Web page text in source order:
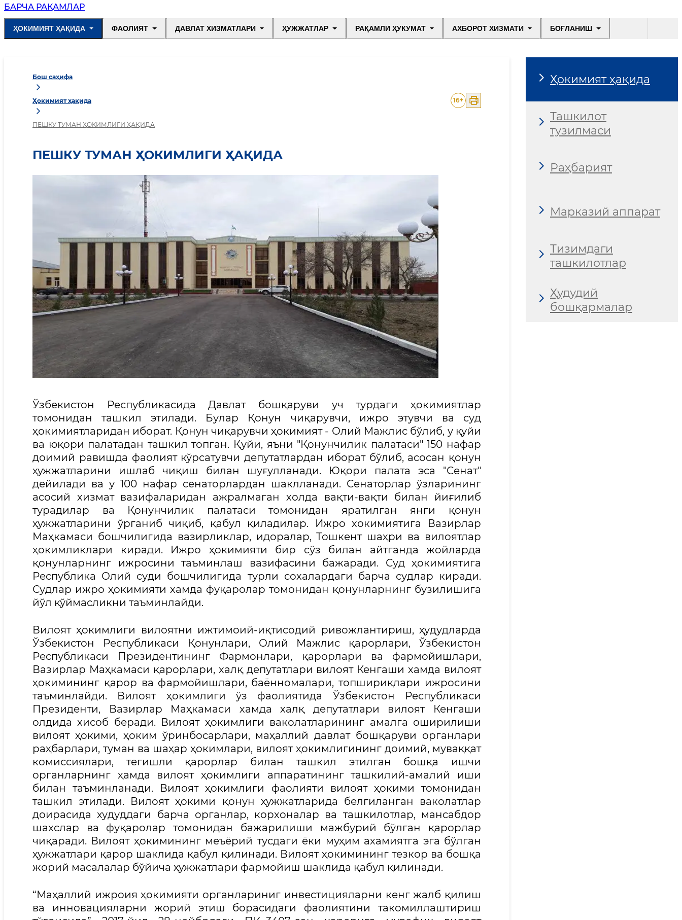
БАРЧА РАҚАМЛАР
ҲОКИМИЯТ ҲАҚИДА ФАОЛИЯТ ДАВЛАТ ХИЗМАТЛАРИ ҲУЖЖАТЛАР РАҚАМЛИ ҲУКУМАТ АХБОРОТ ХИЗМАТИ БОҒЛАНИШ
Бош саҳифа
Ҳокимият ҳақида
ПЕШКУ ТУМАН ҲОКИМЛИГИ ҲАҚИДА
16+
ПЕШКУ ТУМАН ҲОКИМЛИГИ ҲАҚИДА
Ўзбекистон Республикасида Давлат бошқаруви уч турдаги ҳокимиятлар
томонидан ташкил этилади. Булар Қонун чиқарувчи, ижро этувчи ва суд
ҳокимиятларидан иборат. Қонун чиқарувчи ҳокимият - Олий Мажлис бўлиб, у қуйи
ва юқори палатадан ташкил топган. Қуйи, яъни "Қонунчилик палатаси" 150 нафар
доимий равишда фаолият кўрсатувчи депутатлардан иборат бўлиб, асосан қонун
ҳужжатларини ишлаб чиқиш билан шуғулланади. Юқори палата эса "Сенат"
дейилади ва у 100 нафар сенаторлардан шаклланади. Сенаторлар ўзларининг
асосий хизмат вазифаларидан ажралмаган холда вақти-вақти билан йиғилиб
турадилар ва Қонунчилик палатаси томонидан яратилган янги қонун
ҳужжатларини ўрганиб чиқиб, қабул қиладилар. Ижро хокимиятига Вазирлар
Маҳкамаси бошчилигида вазирликлар, идоралар, Тошкент шаҳри ва вилоятлар
ҳокимликлари киради. Ижро ҳокимияти бир сўз билан айтганда жойларда
қонунларнинг ижросини таъминлаш вазифасини бажаради. Суд ҳокимиятига
Республика Олий суди бошчилигида турли сохалардаги барча судлар киради.
Судлар ижро ҳокимияти хамда фуқаролар томонидан қонунларнинг бузилишига
йўл қўймасликни таъминлайди.
Вилоят ҳокимлиги вилоятни ижтимоий-иқтисодий ривожлантириш, ҳудудларда
Ўзбекистон Республикаси Қонунлари, Олий Мажлис қарорлари, Ўзбекистон
Республикаси Президентининг Фармонлари, қарорлари ва фармойишлари,
Вазирлар Маҳкамаси қарорлари, халқ депутатлари вилоят Кенгаши хамда вилоят
ҳокимининг қарор ва фармойишлари, баённомалари, топшириқлари ижросини
таъминлайди. Вилоят ҳокимлиги ўз фаолиятида Ўзбекистон Республикаси
Президенти, Вазирлар Маҳкамаси хамда халқ депутатлари вилоят Кенгаши
олдида хисоб беради. Вилоят ҳокимлиги ваколатларининг амалга оширилиши
вилоят ҳокими, ҳоким ўринбосарлари, маҳаллий давлат бошқаруви органлари
раҳбарлари, туман ва шаҳар ҳокимлари, вилоят ҳокимлигининг доимий, муваққат
комиссиялари, тегишли қарорлар билан ташкил этилган бошқа ишчи
органларнинг ҳамда вилоят ҳокимлиги аппаратининг ташкилий-амалий иши
билан таъминланади. Вилоят ҳокимлиги фаолияти вилоят ҳокими томонидан
ташкил этилади. Вилоят ҳокими қонун ҳужжатларида белгиланган ваколатлар
доирасида худуддаги барча органлар, корхоналар ва ташкилотлар, мансабдор
шахслар ва фуқаролар томонидан бажарилиши мажбурий бўлган қарорлар
чиқаради. Вилоят ҳокимининг меъёрий тусдаги ёки муҳим ахамиятга эга бўлган
ҳужжатлари қарор шаклида қабул қилинади. Вилоят ҳокимининг тезкор ва бошқа
жорий масалалар бўйича ҳужжатлари фармойиш шаклида қабул қилинади.
“Маҳаллий ижроия ҳокимияти органлариниг инвестицияларни кенг жалб қилиш
ва инновацияларни жорий этиш борасидаги фаолиятини такомиллаштириш
Ҳокимият ҳақида
Ташкилот
тузилмаси
Раҳбарият
Марказий аппарат
Тизимдаги
ташкилотлар
Ҳудудий
бошқармалар